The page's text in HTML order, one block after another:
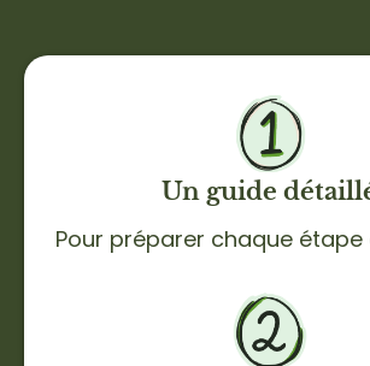
Un guide
Pour préparer chaque